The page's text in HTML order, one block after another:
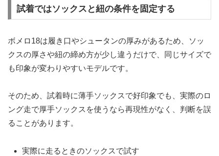
試着ではソックスと紐の条件を固定する
ボメロ18は履き口やシュータンの厚みがあるため、ソッ
クスの厚さや紐の締め方が少し違うだけで、同じサイズで
も印象が変わりやすいモデルです。
そのため、試着時に薄手ソックスで好印象でも、実際のロ
ング走で厚手ソックスを使うなら再現性がなく、判断を誤
ることがあります。
実際に走るときのソックスで試す